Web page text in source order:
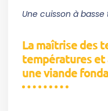
Une cuisson à
La maîtrise des
températures et
une viande